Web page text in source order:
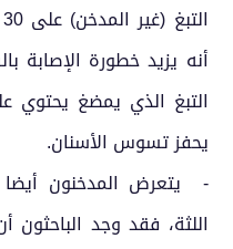
التبغ الذي يمضغ يحتوي
يحفز تسوس الأسنان.
- يتعرض المدخنون أيضا
اللثة، فقد وجد الباحثون